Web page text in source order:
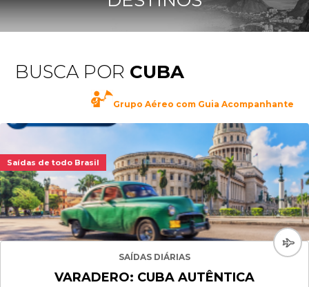
BUSCA POR CUBA
Grupo Aéreo com Guia Acompanhante
Saídas de todo Brasil
SAÍDAS DIÁRIAS
VARADERO: CUBA AUTÊNTICA